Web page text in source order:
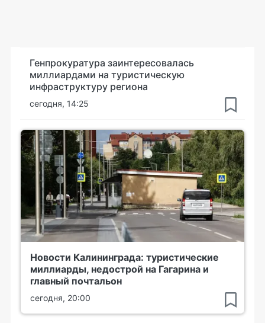
Генпрокуратура заинтересовалась
миллиардами на туристическую
инфраструктуру региона
сегодня, 14:25
Новости Калининграда: туристические
миллиарды, недострой на Гагарина и
главный почтальон
сегодня, 20:00